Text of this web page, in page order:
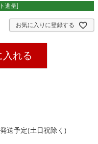
進呈]
お気に入りに登録する
入れる
送予定(土日祝除く)